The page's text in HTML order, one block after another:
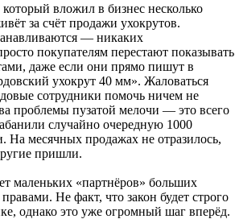
вложил в бизнес несколько
за счёт продажи ухокрутов.
— никаких
покупателям перестают показывать
даже если они прямо пишут в
ухокрут 40 мм». Жаловаться
сотрудники помочь ничем не
проблемы пузатой мелочи — это всего
случайно очередную 1000
На месячных продажах не отразилось,
пришли.
маленьких «партнёров» больших
Не факт, что закон будет строго
однако это уже огромный шаг вперёд.